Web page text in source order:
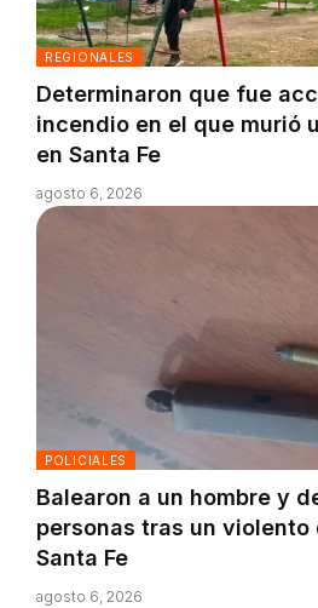
REGIONALES
Determinaron que fue
incendio en el que murió
en Santa Fe
agosto 6, 2026
POLICIALES
Balearon a un hombre y
personas tras un violento
Santa Fe
agosto 6, 2026